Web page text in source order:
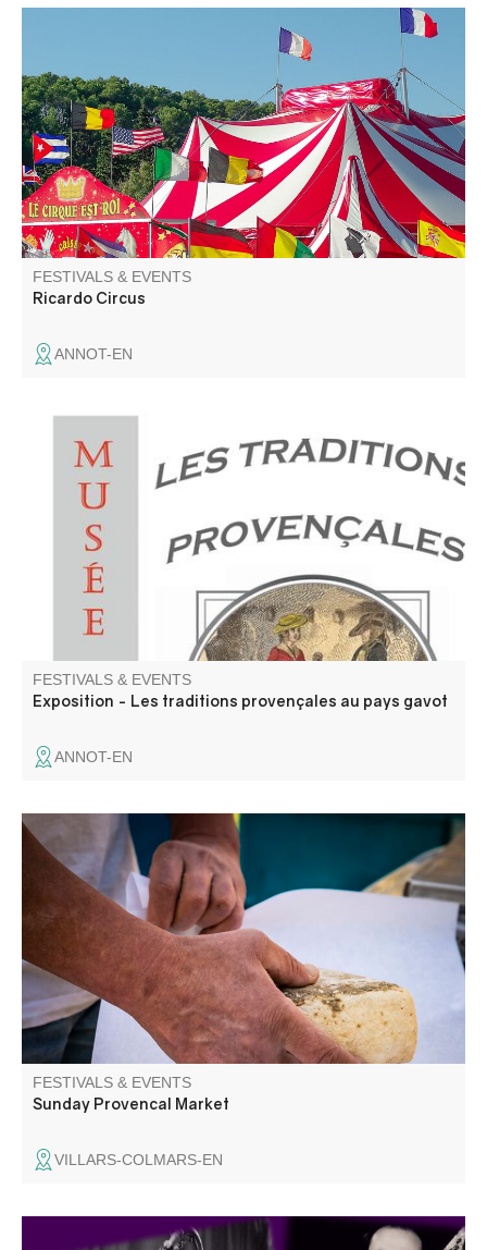
FESTIVALS & EVENTS
Ricardo Circus
ANNOT-EN
Annot is located in the Gavot region. We invite you to
discover the richness and particularities of this mountain
territory, through its language and traditions.
FESTIVALS & EVENTS
Exposition - Les traditions provençales au pays gavot
ANNOT-EN
Come and stroll through the small Sunday market in
Villars-Colmars! Relaxing atmosphere, local products.
FESTIVALS & EVENTS
Sunday Provencal Market
VILLARS-COLMARS-EN